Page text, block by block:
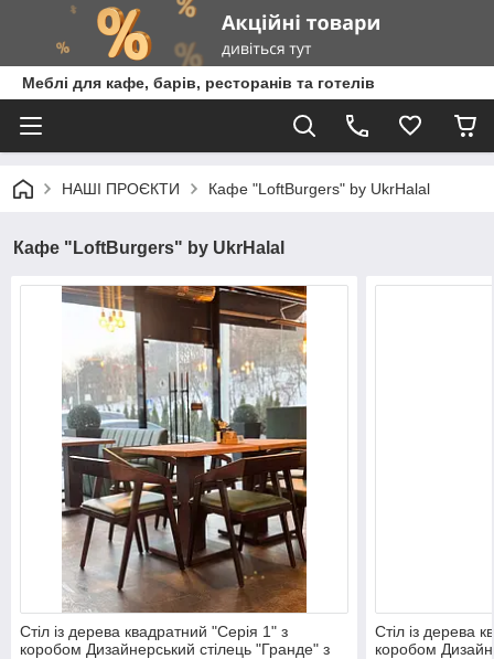
Меблі для кафе, барів, ресторанів та готелів
НАШІ ПРОЄКТИ Кафе "LoftBurgers" by UkrHalal
Кафе "LoftBurgers" by UkrHalal
Стіл із дерева квадратний "Серія 1" з
коробом Дизайнерський стілець "Гранде" з
Стіл із дерева
коробом